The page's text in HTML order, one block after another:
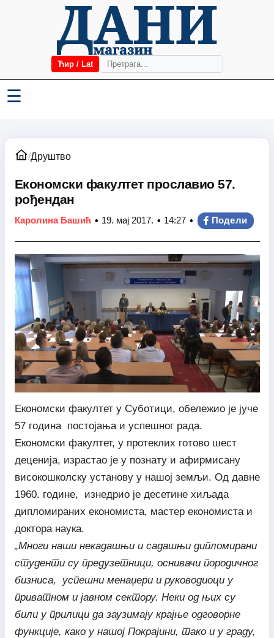
Ћир / Lat
☰
/Друштво
Економски факултет прославио 57.
рођендан
Каролина Башић • 19. мај 2017. • 14:27 • Подели
Економски факултет у Суботици, обележио је јуче
57 година постојања и успешног рада.
Економски факултет, у протеклих готово шест
деценија, израстао је у познату и афирмисану
високошколску установу у нашој земљи. Од давне
1960. године, изнедрио је десетине хиљада
дипломираних економиста, мастер економиста и
доктора наука.
„Многи наши некадашњи и садашњи дипломирани
студенти су предузетници, оснивачи породичног
бизниса, успешни менаџери и руководиоци у
приватном и јавном сектору. Неки од њих су
били у прилици да заузимају крајње одговорне
функције, како у нашој Покрајини, тако и у граду,